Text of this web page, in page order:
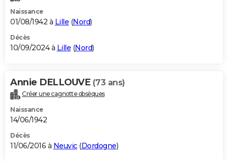
Dictionnaire
Biographies
Citations
Expressions
Proverbes
PROGRAMME TV
S'inscrire
Se connecter
Lycées
Collèges
Primaires
Universités
Entreprises
Service militaire
Avis de recherche
AVIS DE DÉCÈS
Bricolage
Lifestyle
Culture
Sport
Auto
Television
Voyage
Cinema
Naissance
01/08/1942 à Lille (Nord)
Décès
10/09/2024 à Lille (Nord)
Annie DELLOUVE (73 ans)
Créer une cagnotte obsèques
Naissance
14/06/1942
Décès
11/06/2016 à Neuvic(Dordogne)